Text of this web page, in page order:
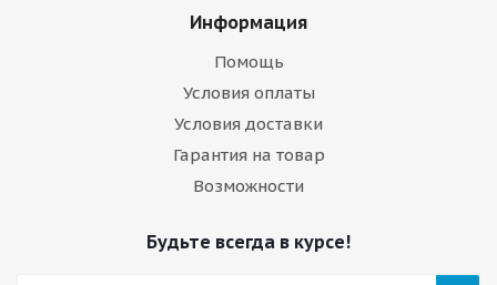
Информация
Помощь
Условия оплаты
Условия доставки
Гарантия на товар
Возможности
Будьте всегда в курсе!